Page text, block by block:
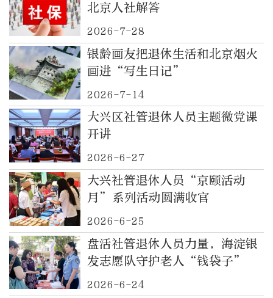
北京人社解答
2026-7-28
银龄画友把退休生活和北京烟火
画进“写生日记”
2026-7-14
大兴区社管退休人员主题微党课
开讲
2026-6-27
大兴社管退休人员“京颐活动
月”系列活动圆满收官
2026-6-25
盘活社管退休人员力量，海淀银
发志愿队守护老人“钱袋子”
2026-6-24